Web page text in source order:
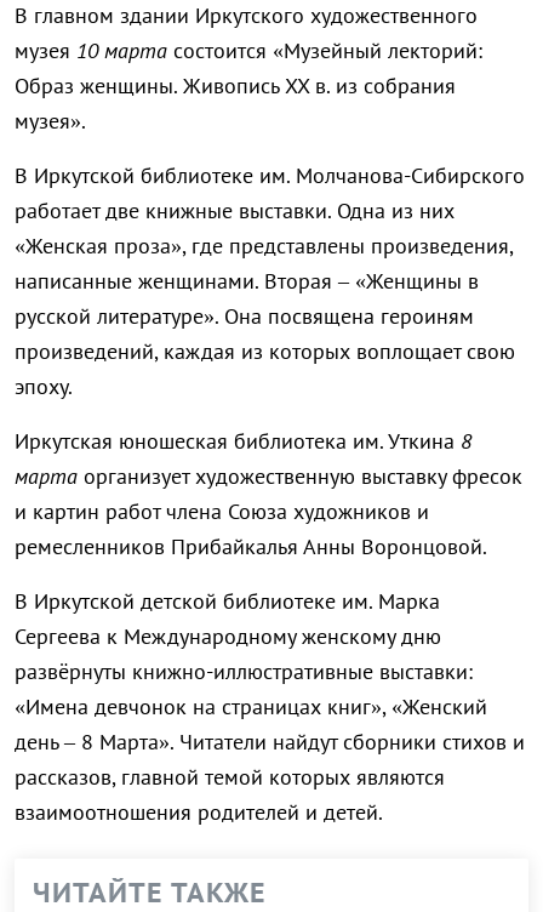
В главном здании Иркутского художественного
музея 10 марта состоится «Музейный лекторий:
Образ женщины. Живопись XX в. из собрания
музея».
В Иркутской библиотеке им. Молчанова-Сибирского
работает две книжные выставки. Одна из них
«Женская проза», где представлены произведения,
написанные женщинами. Вторая – «Женщины в
русской литературе». Она посвящена героиням
произведений, каждая из которых воплощает свою
эпоху.
Иркутская юношеская библиотека им. Уткина 8
марта организует художественную выставку фресок
и картин работ члена Союза художников и
ремесленников Прибайкалья Анны Воронцовой.
В Иркутской детской библиотеке им. Марка
Сергеева к Международному женскому дню
развёрнуты книжно-иллюстративные выставки:
«Имена девчонок на страницах книг», «Женский
день – 8 Марта». Читатели найдут сборники стихов и
рассказов, главной темой которых являются
взаимоотношения родителей и детей.
ЧИТАЙТЕ ТАКЖЕ